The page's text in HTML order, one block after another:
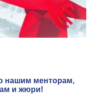
нашим менторам,
и жюри!